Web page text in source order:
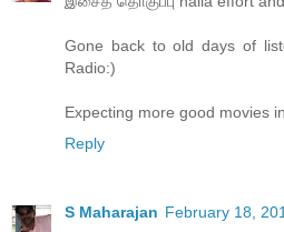
Gone back to old days of
Radio:)
Expecting more good movies
Reply
S Maharajan February 18,